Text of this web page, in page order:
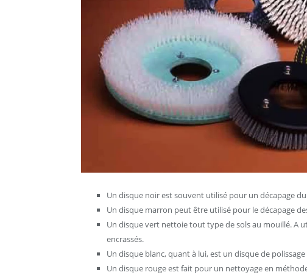
Un disque noir est souvent utilisé pour un décapage
Un disque marron peut être utilisé pour le décapage
Un disque vert nettoie tout type de sols au mouillé. A
encrassés.
Un disque blanc, quant à lui, est un disque de
Un disque rouge est fait pour un nettoyage en